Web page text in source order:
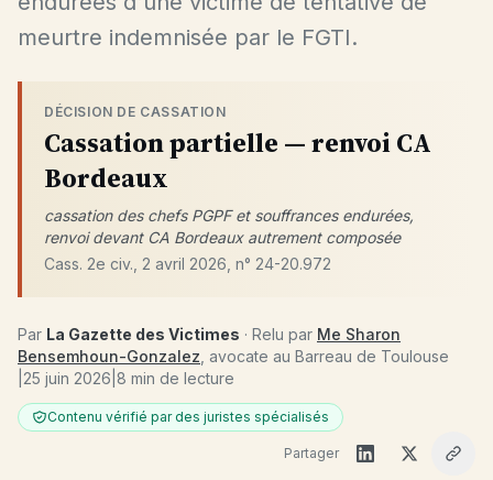
meurtre indemnisée par le FGTI.
DÉCISION DE CASSATION
Cassation partielle — renvoi CA
Bordeaux
cassation des chefs PGPF et souffrances endurées,
renvoi devant CA Bordeaux autrement composée
Cass. 2e civ., 2 avril 2026, n° 24-20.972
Par La Gazette des Victimes · Relu par Me Sharon
Bensemhoun-Gonzalez , avocate au Barreau de Toulouse
25 juin 2026 8 min de lecture
Contenu vérifié par des juristes spécialisés
Partager